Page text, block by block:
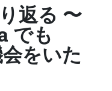
返る 〜
でも
をいた